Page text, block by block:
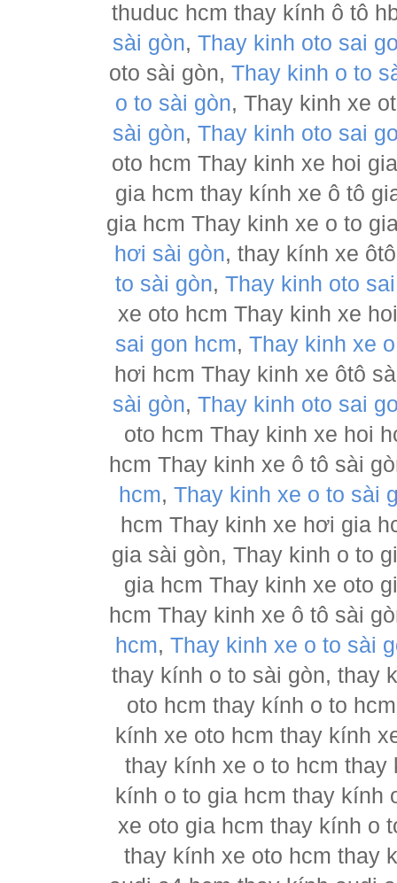
thuduc hcm thay kính ô tô
sài gòn, Thay kinh oto sai
oto sài gòn, Thay kinh o to
o to sài gòn, Thay kinh xe
sài gòn, Thay kinh oto sai
oto hcm Thay kinh xe hoi
gia hcm thay kính xe ô tô
gia hcm Thay kinh xe o to
hơi sài gòn, thay kính xe
to sài gòn, Thay kinh oto
xe oto hcm Thay kinh xe
sai gon hcm,Thay kinh xe
hơi hcm Thay kinh xe ôtô
sài gòn, Thay kinh oto sai
oto hcm Thay kinh xe hoi
hcm Thay kinh xe ô tô sài
hcm, Thay kinh xe o to sài
hcm Thay kinh xe hơi gia
gia sài gòn, Thay kinh o to
gia hcm Thay kinh xe oto
hcm Thay kinh xe ô tô sài
hcm,Thay kinh xe o to sài
thay kính o to sài gòn, thay
oto hcm thay kính o to
kính xe oto hcm thay kính
thay kính xe o to hcm
kính o to gia hcm thay kính
xe oto gia hcm thay kính o
thay kính xe oto hcm thay